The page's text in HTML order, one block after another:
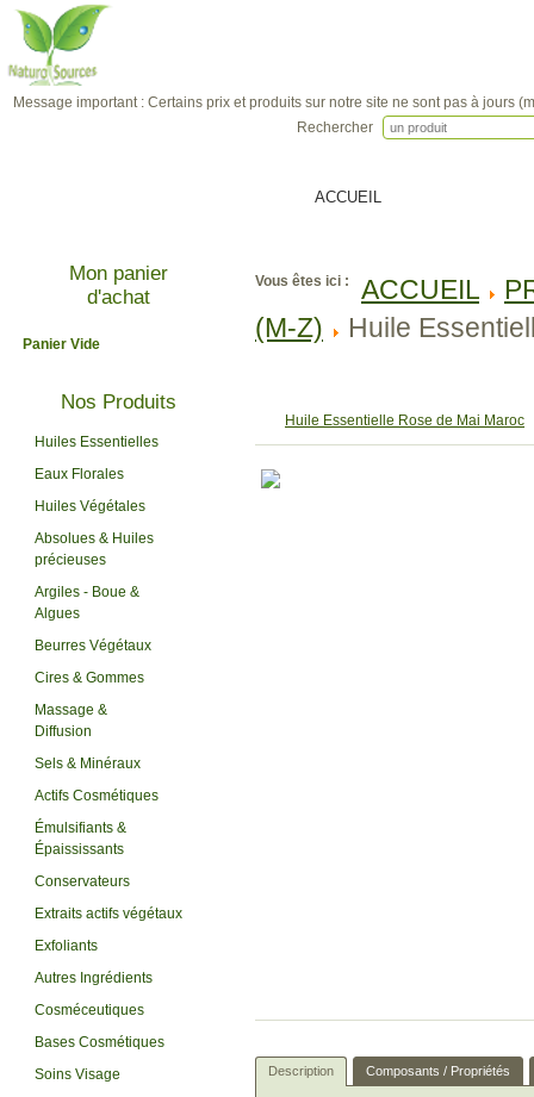
Message important : Certains prix et produits sur notre site ne sont pas à jours
Rechercher
ACCUEIL
Mon panier
d'achat
Panier Vide
Nos Produits
Huiles Essentielles
Eaux Florales
Huiles Végétales
Absolues & Huiles
précieuses
Argiles - Boue &
Algues
Beurres Végétaux
Cires & Gommes
Massage &
Diffusion
Sels & Minéraux
Actifs Cosmétiques
Émulsifiants &
Épaississants
Conservateurs
Extraits actifs végétaux
Exfoliants
Autres Ingrédients
Cosméceutiques
Bases Cosmétiques
Soins Visage
Vous êtes ici : ACCUEIL
(M-Z)
Huile
Huile Essentielle Rose de Mai Maroc
Description Composants / Propriétés